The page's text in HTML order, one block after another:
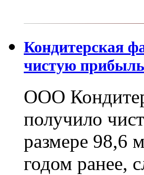
Кондитерская
чистую
ООО
получило
размере 98,6
годом ранее,